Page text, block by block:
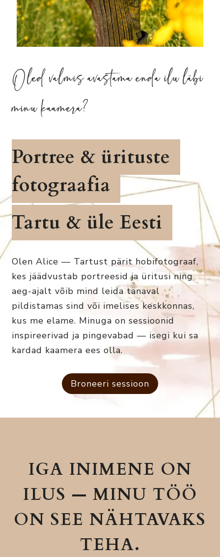
Oled valmis avastama enda ilu läbi
minu kaamera?
Portree & ürituste
fotograafia
Tartu & üle Eesti
Olen Alice — Tartust pärit hobifotograaf,
kes jäädvustab portreesid ja üritusi ning
aeg-ajalt võib mind leida tänaval
pildistamas sind või imelises keskkonnas,
kus me elame. Minuga on sessioonid
inspireerivad ja pingevabad — isegi kui sa
kardad kaamera ees olla.
Broneeri sessioon
IGA INIMENE ON
ILUS — MINU TÖÖ
ON SEE NÄHTAVAKS
TEHA.